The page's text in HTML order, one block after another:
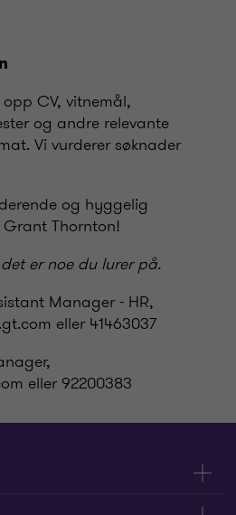
CV, vitnemål,
og andre relevante
Vi vurderer søknader
og hyggelig
Thornton!
er noe du lurer på.
Manager - HR,
eller 41463037
eller 92200383